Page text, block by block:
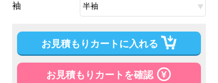
袖
お見積もりカートに入れる
お見積もりカートを確認